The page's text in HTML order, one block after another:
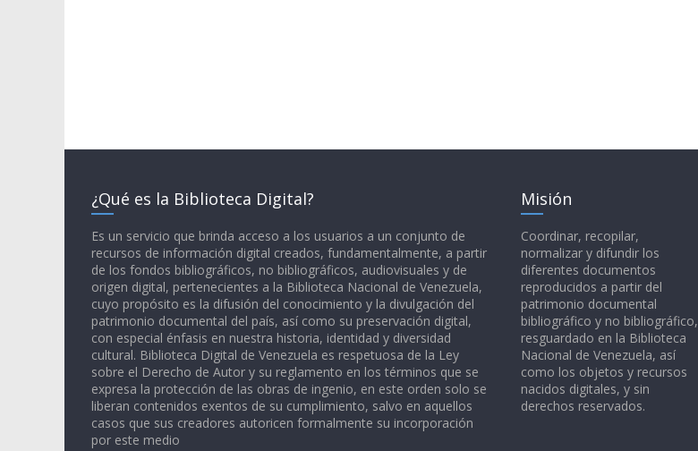
¿Qué es la Biblioteca Digital?
Es un servicio que brinda acceso a los usuarios a un conjunto de
recursos de información digital creados, fundamentalmente, a partir
de los fondos bibliográficos, no bibliográficos, audiovisuales y de
origen digital, pertenecientes a la Biblioteca Nacional de Venezuela,
cuyo propósito es la difusión del conocimiento y la divulgación del
patrimonio documental del país, así como su preservación digital,
con especial énfasis en nuestra historia, identidad y diversidad
cultural. Biblioteca Digital de Venezuela es respetuosa de la Ley
sobre el Derecho de Autor y su reglamento en los términos que se
expresa la protección de las obras de ingenio, en este orden solo se
liberan contenidos exentos de su cumplimiento, salvo en aquellos
casos que sus creadores autoricen formalmente su incorporación
por este medio
Misión
Coordinar, recopilar,
normalizar y difundir los
diferentes documentos
reproducidos a partir del
patrimonio documental
bibliográfico y no bibliográfico,
resguardado en la Biblioteca
Nacional de Venezuela, así
como los objetos y recursos
nacidos digitales, y sin
derechos reservados.